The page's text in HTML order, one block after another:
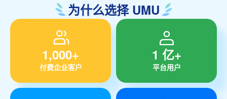
为什么选择 UMU
1,000+
付费企业客户
1 亿+
平台用户